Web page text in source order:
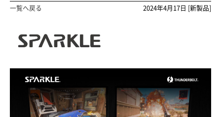
一覧へ戻る 2024年4月17日 [新製品]